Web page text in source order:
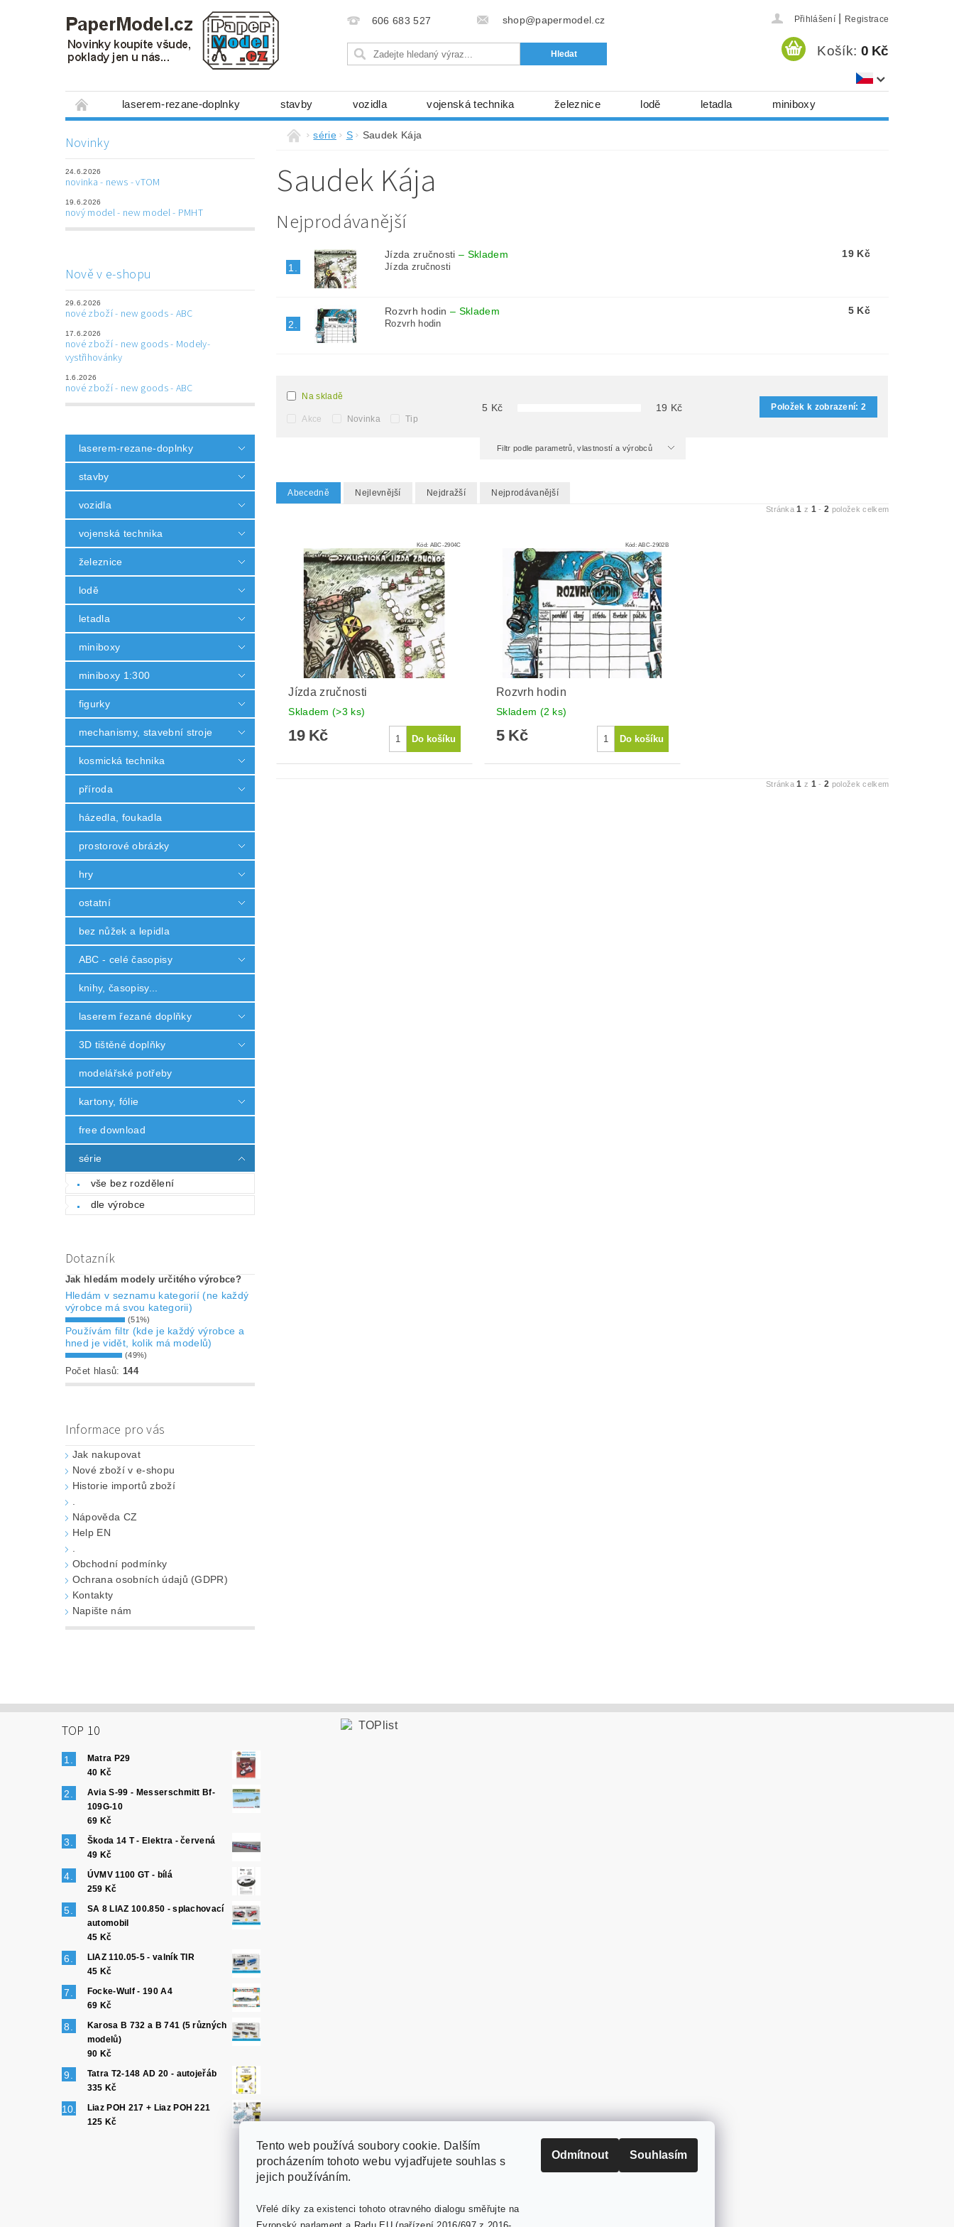
606 683 527 shop@papermodel.cz Přihlášení Registrace
Košík: 0 Kč
laserem-rezane-doplnky stavby vozidla vojenská technika železnice lodě letadla miniboxy
mechanismy, stavební stroje
laserem řezané doplňky 3D tištěné doplňky modelářské potřeby
Napište nám
Novinky
24.6.2026
novinka - news - vTOM
19.6.2026
nový model - new model - PMHT
Nově v e-shopu
29.6.2026
nové zboží - new goods - ABC
17.6.2026
nové zboží - new goods - Modely-
vystřihovánky
1.6.2026
nové zboží - new goods - ABC
laserem-rezane-doplnky
stavby
vozidla
vojenská technika
železnice
lodě
letadla
miniboxy
miniboxy 1:300
figurky
mechanismy, stavební stroje
kosmická technika
příroda
házedla, foukadla
prostorové obrázky
hry
ostatní
bez nůžek a lepidla
ABC - celé časopisy
knihy, časopisy...
laserem řezané doplňky
3D tištěné doplňky
modelářské potřeby
kartony, fólie
free download
série
vše bez rozdělení
dle výrobce
Dotazník
Jak hledám modely určitého výrobce?
Hledám v seznamu kategorií (ne každý
výrobce má svou kategorii)
(51%)
Používám filtr (kde je každý výrobce a
hned je vidět, kolik má modelů)
(49%)
Počet hlasů: 144
Informace pro vás
Jak nakupovat
Nové zboží v e-shopu
Historie importů zboží
Nápověda CZ
Help EN
Obchodní podmínky
Ochrana osobních údajů (GDPR)
Kontakty
Napište nám
série S Saudek Kája
Saudek Kája
Nejprodávanější
1.
Jízda zručnosti– Skladem
Jízda zručnosti
19 Kč
2.
Rozvrh hodin– Skladem
Rozvrh hodin
5 Kč
Na skladě
Akce Novinka Tip
5 Kč 19 Kč Položek k zobrazení:2
Filtr podle parametrů, vlastností a výrobců
Abecedně Nejlevnější Nejdražší Nejprodávanější
Stránka1 z 1 -2 položek celkem
Kód: ABC-2904C
Jízda zručnosti
Skladem (>3 ks)
19 Kč
Kód:ABC-2902B
Rozvrh hodin
Skladem (2 ks)
5 Kč
Stránka1 z 1 -2 položek celkem
TOP 10
Matra P29
40 Kč
Avia S-99 - Messerschmitt Bf-
109G-10
69 Kč
Škoda 14 T - Elektra - červená
49 Kč
ÚVMV 1100 GT - bílá
259 Kč
SA 8 LIAZ 100.850 - splachovací
automobil
45 Kč
LIAZ 110.05-5 - valník TIR
45 Kč
Focke-Wulf - 190 A4
69 Kč
Karosa B 732 a B 741 (5 různých
modelů)
90 Kč
Tatra T2-148 AD 20 - autojeřáb
335 Kč
Liaz POH 217 + Liaz POH 221
125 Kč
PaperModel.cz
Tento web používá soubory cookie. Dalším
procházením tohoto webu vyjadřujete souhlas s
jejich používáním.
Vřelé díky za existenci tohoto otravného dialogu směřujte na
Odmítnout Souhlasím